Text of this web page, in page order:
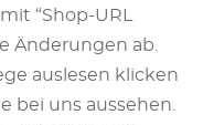
“Shop-URL
Änderungen ab.
auslesen klicken
bei uns aussehen.